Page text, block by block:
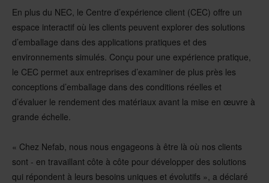
En plus du NEC, le Centre d’expérience client (CEC) offre un
espace interactif où les clients peuvent explorer des solutions
d’emballage dans des applications pratiques et des
environnements simulés. Conçu pour une expérience pratique,
le CEC permet aux entreprises d’examiner de plus près les
conceptions d’emballage dans des conditions réelles et
d’évaluer le rendement des matériaux avant la mise en œuvre à
grande échelle.
« Chez Nefab, nous nous engageons à être là où nos clients
sont - en travaillant côte à côte pour développer des solutions
qui répondent à leurs besoins uniques et évolutifs », a déclaré